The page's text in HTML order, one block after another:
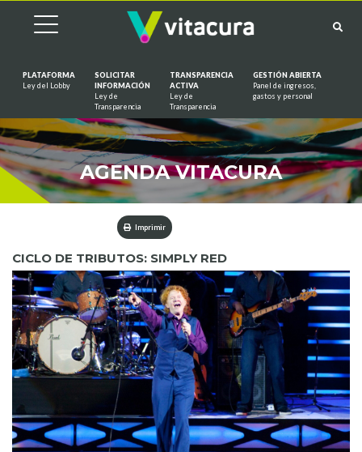
PLATAFORMA
Ley del Lobby
SOLICITAR
INFORMACIÓN
Ley de
Transparencia
TRANSPARENCIA
ACTIVA
Ley de
Transparencia
GESTIÓN ABIERTA
Panel de ingresos,
gastos y personal
AGENDA VITACURA
Imprimir
CICLO DE TRIBUTOS: SIMPLY RED